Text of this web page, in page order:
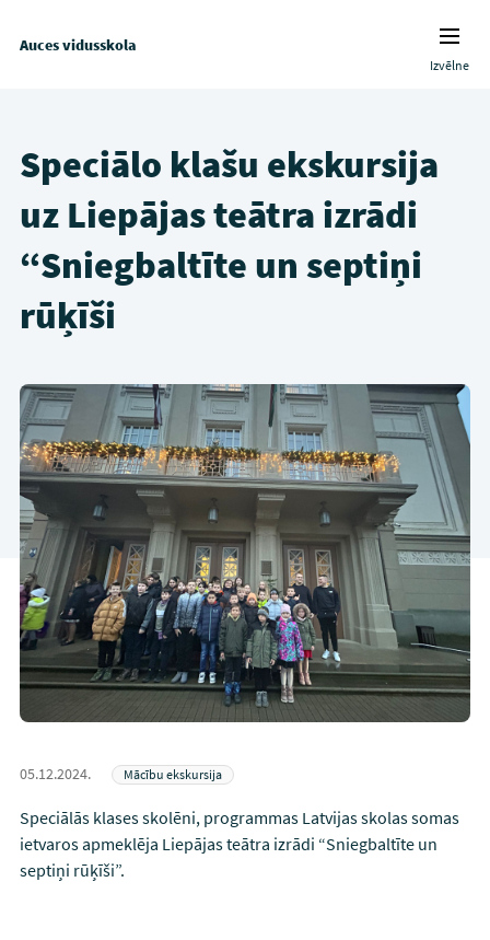
Auces vidusskola
Izvēlne
Speciālo klašu ekskursija
uz Liepājas teātra izrādi
“Sniegbaltīte un septiņi
rūķīši
05.12.2024. Mācību ekskursija
Speciālās klases skolēni, programmas Latvijas skolas somas
ietvaros apmeklēja Liepājas teātra izrādi “Sniegbaltīte un
septiņi rūķīši”.